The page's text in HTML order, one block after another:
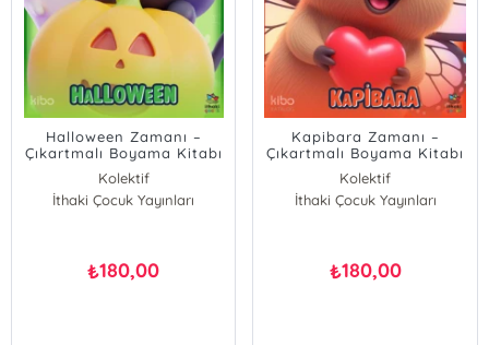
Halloween Zamanı –
Çıkartmalı Boyama Kitabı
Kolektif
İthaki Çocuk Yayınları
₺180,00
Kapibara Zamanı –
Çıkartmalı Boyama Kitabı
Kolektif
İthaki Çocuk Yayınları
₺180,00